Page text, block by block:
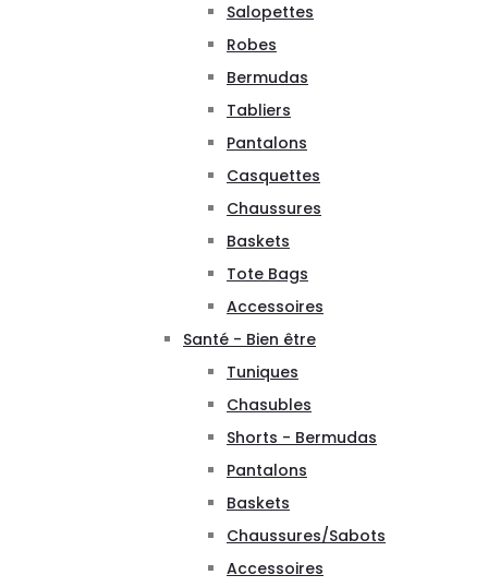
Salopettes
Robes
Bermudas
Tabliers
Pantalons
Casquettes
Chaussures
Baskets
Tote Bags
Accessoires
Santé - Bien être
Tuniques
Chasubles
Shorts - Bermudas
Pantalons
Baskets
Chaussures/Sabots
Accessoires